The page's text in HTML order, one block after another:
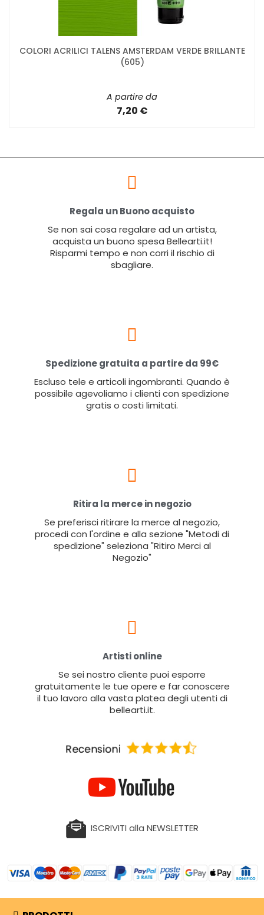
COLORI ACRILICI TALENS AMSTERDAM VERDE BRILLANTE
(605)
A partire da
7,20 €
Regala un Buono acquisto
Se non sai cosa regalare ad un artista,
acquista un buono spesa Bellearti.it!
Risparmi tempo e non corri il rischio di
sbagliare.
Spedizione gratuita a partire da 99€
Escluso tele e articoli ingombranti. Quando è
possibile agevoliamo i clienti con spedizione
gratis o costi limitati.
Ritira la merce in negozio
Se preferisci ritirare la merce al negozio,
procedi con l'ordine e alla sezione "Metodi di
spedizione" seleziona "Ritiro Merci al
Negozio"
Artisti online
Se sei nostro cliente puoi esporre
gratuitamente le tue opere e far conoscere
il tuo lavoro alla vasta platea degli utenti di
bellearti.it.
ISCRIVITI alla NEWSLETTER